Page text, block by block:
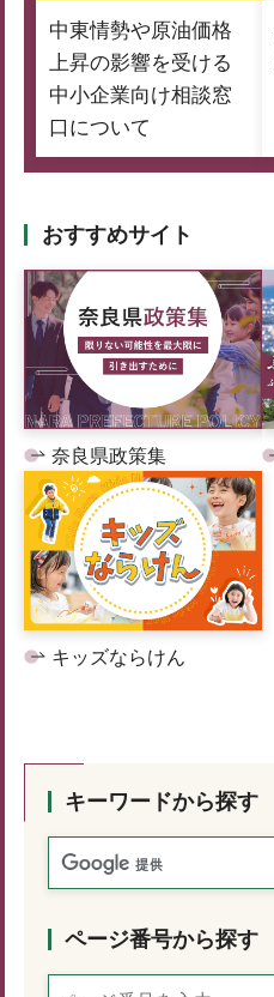
中東情勢や原油価格
上昇の影響を受ける
中小企業向け相談窓
口について
おすすめサイト
奈良県政策集
キッズならけん
キーワードから探す
ページ番号から探す